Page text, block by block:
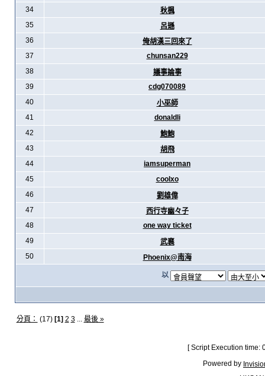
34
秋楓
35
呂遜
36
俺胡漢三回來了
37
chunsan229
38
議事論事
39
cdg070089
40
小巫師
41
donaldli
42
鮑鮑
43
胡飛
44
iamsuperman
45
coolxo
46
劉雄偉
47
西行寺幽々子
48
one way ticket
49
武襄
50
Phoenix@南海
以
分頁： (17) [1] 2 3... 最後 »
[ Script Execution
Powered by